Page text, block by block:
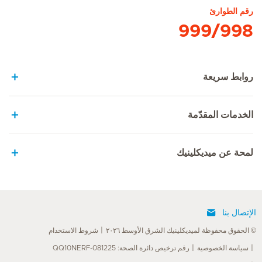
رقم الطوارئ
999/998
روابط سريعة
الخدمات المقدّمة
لمحة عن ميديكلينيك
الإتصال بنا
© الحقوق محفوظة لميديكلينيك الشرق الأوسط ٢٠٢٦ شروط الاستخدام
سياسة الخصوصية رقم ترخيص دائرة الصحة: QQ10NERF-081225